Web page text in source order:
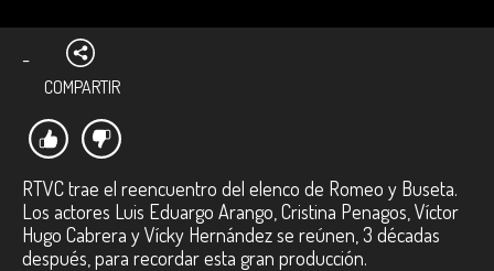
-
COMPARTIR
RTVC trae el reencuentro del elenco de Romeo y Buseta.
Los actores Luis Eduargo Arango, Cristina Penagos, Víctor
Hugo Cabrera y Vícky Hernández se reúnen, 3 décadas
después, para recordar esta gran producción.